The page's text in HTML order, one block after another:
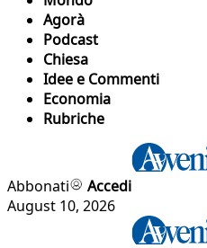
Agorà
Podcast
Chiesa
Idee e Commenti
Economia
Rubriche
Abbonati
Accedi
August 10, 2026